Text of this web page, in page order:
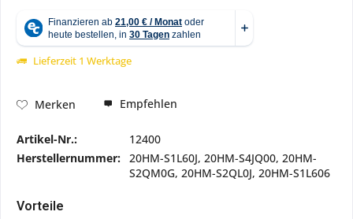
Lieferzeit 1 Werktage
Merken Empfehlen
Artikel-Nr.:
12400
Herstellernummer: 20HM-S1L60J, 20HM-S4JQ00, 20HM-
S2QM0G, 20HM-S2QL0J, 20HM-S1L606
Vorteile